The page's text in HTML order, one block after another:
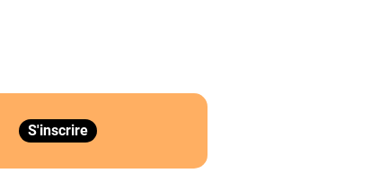
S'inscrire